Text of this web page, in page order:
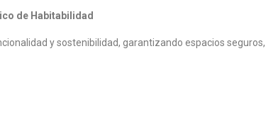
de Habitabilidad
y sostenibilidad, garantizando espacios seguros,